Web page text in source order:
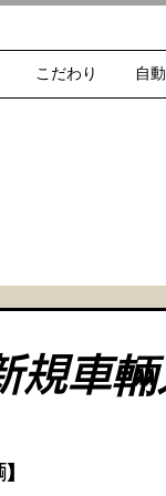
こだわり 自
規車輛